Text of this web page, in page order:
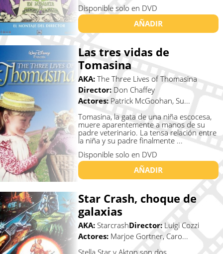
Disponible solo en DVD
AÑADIR
Las tres vidas de
Tomasina
AKA: The Three Lives of Thomasina
Director: Don Chaffey
Actores: Patrick McGoohan, Su...
Tomasina, la gata de una niña escocesa,
muere aparentemente a manos de su
padre veterinario. La tensa relación entre
la niña y su padre finalmente ...
Disponible solo en DVD
AÑADIR
Star Crash, choque de
galaxias
AKA: StarcrashDirector: Luigi Cozzi
Actores: Marjoe Gortner, Caro...